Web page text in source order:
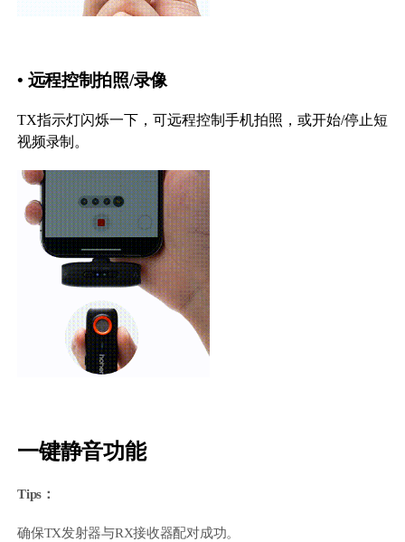
• 远程控制拍照/录像
TX指示灯闪烁一下，可远程控制手机拍照，或开始/停止短
视频录制。
一键静音功能
Tips：
确保TX发射器与RX接收器配对成功。